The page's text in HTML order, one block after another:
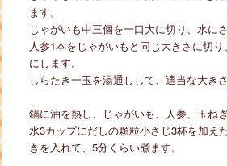
ます。
じゃがいも中三個を一口大に切り、水にさ
人参1本をじゃがいもと同じ大きさに切
にします。
しらたき一玉を湯通しして、適当な大き
鍋に油を熱し、じゃがいも、人参、玉ねぎ
水3カップにだしの顆粒小さじ3杯を加え
きを入れて、5分くらい煮ます。